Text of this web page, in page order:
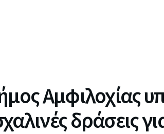
Αμφιλοχίας
δράσεις